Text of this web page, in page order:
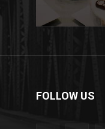
FOLLOW US